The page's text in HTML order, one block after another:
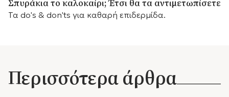
Σπυράκια το καλοκαίρι; Έτσι θα τα αντιμετωπίσετε
Τα do's & don'ts για καθαρή επιδερμίδα.
Περισσότερα άρθρα